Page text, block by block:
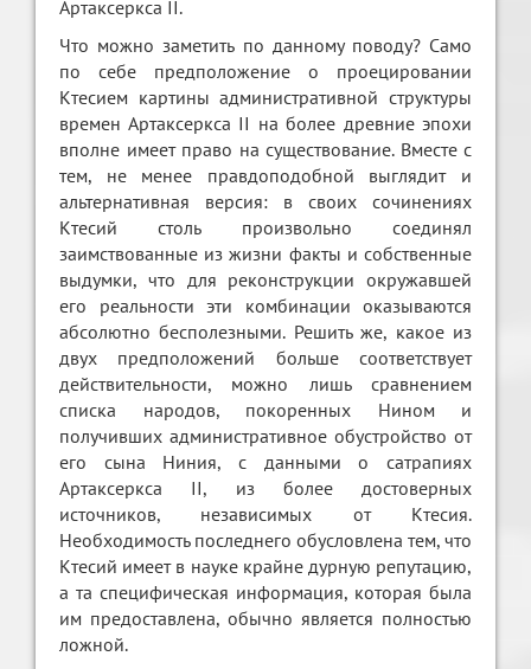
Артаксеркса II.
Что можно заметить по данному поводу? Само
по себе предположение о проецировании
Ктесием картины административной структуры
времен Артаксеркса II на более древние эпохи
вполне имеет право на существование. Вместе с
тем, не менее правдоподобной выглядит и
альтернативная версия: в своих сочинениях
Ктесий столь произвольно соединял
заимствованные из жизни факты и собственные
выдумки, что для реконструкции окружавшей
его реальности эти комбинации оказываются
абсолютно бесполезными. Решить же, какое из
двух предположений больше соответствует
действительности, можно лишь сравнением
списка народов, покоренных Нином и
получивших административное обустройство от
его сына Ниния, с данными о сатрапиях
Артаксеркса II, из более достоверных
источников, независимых от Ктесия.
Необходимость последнего обусловлена тем, что
Ктесий имеет в науке крайне дурную репутацию,
а та специфическая информация, которая была
им предоставлена, обычно является полностью
ложной.